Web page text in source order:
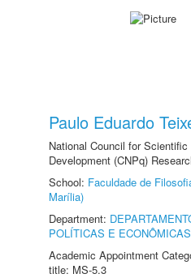
Paulo Eduardo
National Council for Scientific
Development (CNPq)
School: Faculdade de
Marília)
Department:
POLÍTICAS E ECONÔMICAS
Academic Appointment
title: MS-5.3